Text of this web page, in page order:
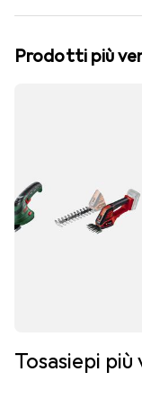
Prodotti più
Tosasiepi